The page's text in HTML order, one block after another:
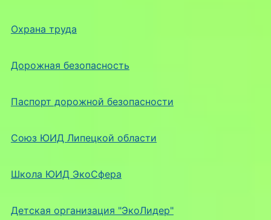
Охрана труда
Дорожная безопасность
Паспорт дорожной безопасности
Союз ЮИД Липецкой области
Школа ЮИД ЭкоСфера
Детская организация "ЭкоЛидер"